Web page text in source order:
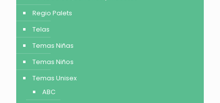
Regio Palets
Telas
Temas Niñas
Temas Niños
Temas Unisex
ABC